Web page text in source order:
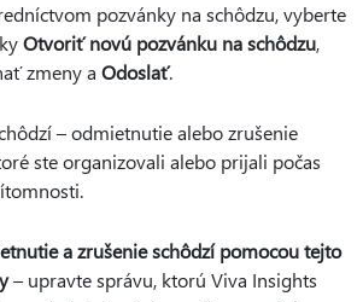
pozvánky na schôdzu, vyberte
Otvoriť novú pozvánku na schôdzu,
zmeny a Odoslať.
– odmietnutie alebo zrušenie
ste organizovali alebo prijali počas
a zrušenie schôdzí pomocou tejto
– upravte správu, ktorú Viva Insights